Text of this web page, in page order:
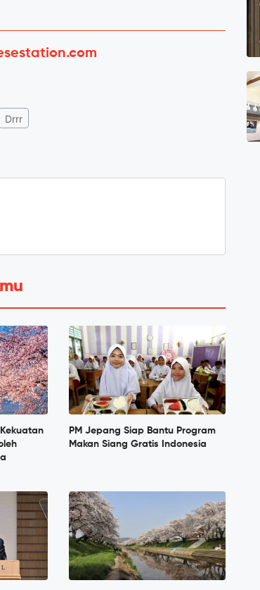
Drrr
PM Jepang Siap Bantu Program
Makan Siang Gratis Indonesia